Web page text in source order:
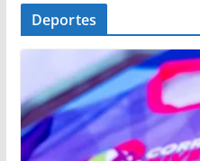
Deportes